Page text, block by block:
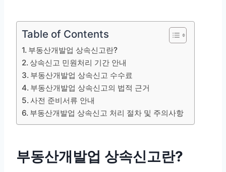
Table of Contents
부동산개발업 상속신고란?
상속신고 민원처리 기간 안내
부동산개발업 상속신고 수수료
부동산개발업 상속신고의 법적 근거
사전 준비서류 안내
부동산개발업 상속신고 처리 절차 및 주의사항
부동산개발업 상속신고란?